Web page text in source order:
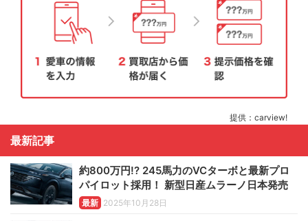
提供：carview!
最新記事
約800万円!? 245馬力のVCターボと最新プロ
パイロット採用！ 新型日産ムラーノ日本発売
最新 2025年10月28日